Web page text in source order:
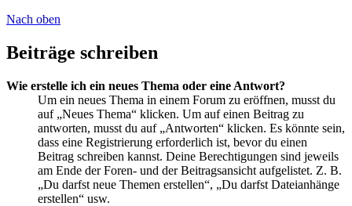
Nach oben
Beiträge schreiben
Wie erstelle ich ein neues Thema oder eine Antwort?
Um ein neues Thema in einem Forum zu eröffnen, musst du
auf „Neues Thema“ klicken. Um auf einen Beitrag zu
antworten, musst du auf „Antworten“ klicken. Es könnte sein,
dass eine Registrierung erforderlich ist, bevor du einen
Beitrag schreiben kannst. Deine Berechtigungen sind jeweils
am Ende der Foren- und der Beitragsansicht aufgelistet. Z. B.
„Du darfst neue Themen erstellen“, „Du darfst Dateianhänge
erstellen“ usw.